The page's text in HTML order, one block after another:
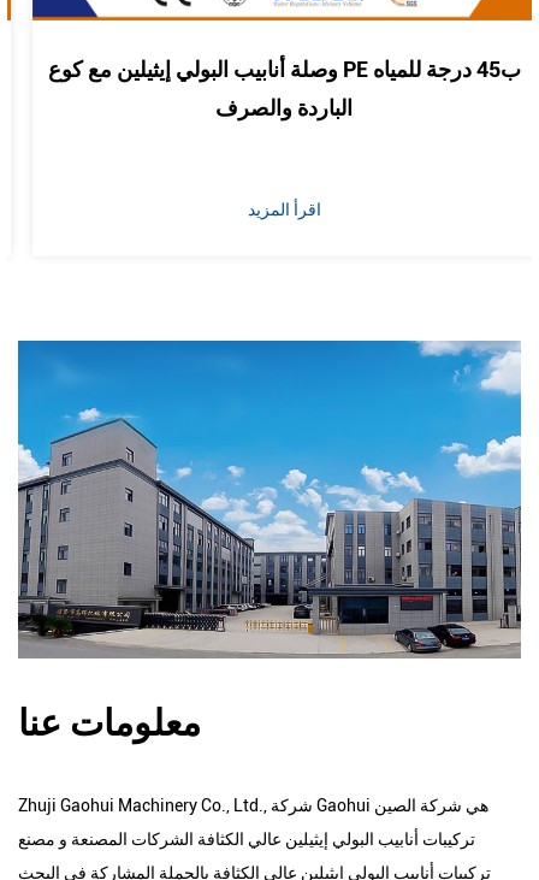
وصلة أنابيب البولي إيثيلين مع كوع PE ب45 درجة للمياه
الباردة والصرف
اقرأ المزيد
معلومات عنا
Zhuji Gaohui Machinery Co., Ltd., شركة Gaohui هي شركة الصين
تركيبات أنابيب البولي إيثيلين عالي الكثافة الشركات المصنعة و مصنع
تركيبات أنابيب البولي إيثيلين عالي الكثافة بالجملة المشاركة في البحث